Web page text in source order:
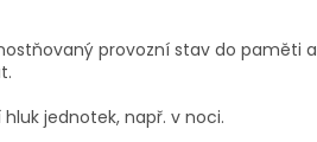
provozní stav do paměti a
jednotek, např. v noci.